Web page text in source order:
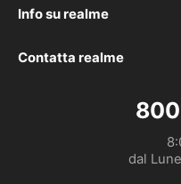
realme P4 Lite
realme C100 5G
FAQ
Servizio riparazioni
Info su realme
Il nostro marchio
Politica di garanzia
Contatta realme
dal